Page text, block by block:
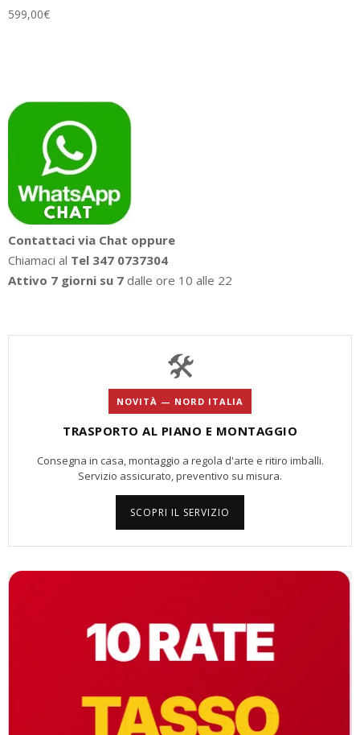
599,00€
Contattaci via Chat oppure
Chiamaci al Tel 347 0737304
Attivo 7 giorni su 7 dalle ore 10 alle 22
🛠️
NOVITÀ — NORD ITALIA
TRASPORTO AL PIANO E MONTAGGIO
Consegna in casa, montaggio a regola d'arte e ritiro imballi.
Servizio assicurato, preventivo su misura.
SCOPRI IL SERVIZIO